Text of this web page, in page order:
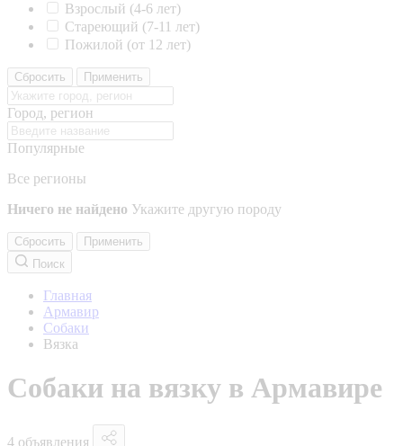
Взрослый (4-6 лет)
Стареющий (7-11 лет)
Пожилой (от 12 лет)
Сбросить Применить
Город, регион
Популярные
Все регионы
Ничего не найдено Укажите другую породу
Сбросить
Применить
Поиск
Главная
Армавир
Собаки
Вязка
Собаки на вязку в Армавире
4 объявления